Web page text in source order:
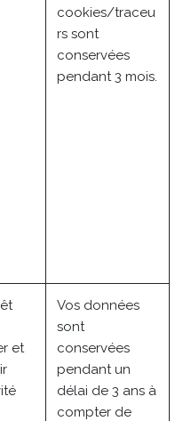
cookies/traceu
rs sont
conservées
pendant 3 mois.
et
Vos données
sont
conservées
pendant un
délai de 3 ans à
compter de